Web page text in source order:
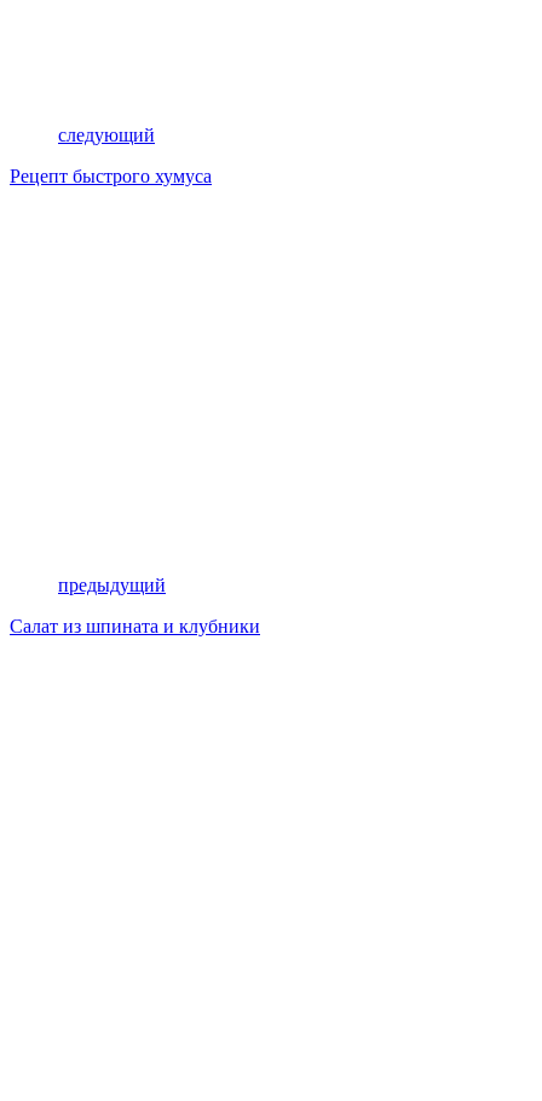
следующий
Рецепт быстрого хумуса
предыдущий
Салат из шпината и клубники